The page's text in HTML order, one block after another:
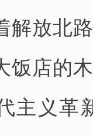
解放北
饭店的
主义革